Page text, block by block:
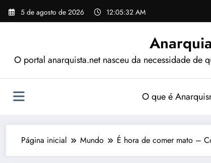
Pular
para
5 de agosto de 2026 12:05:33 AM
O portal anarquista.net nasceu da necessidade
O que é
Página inicial Mundo É hora de comer mato –